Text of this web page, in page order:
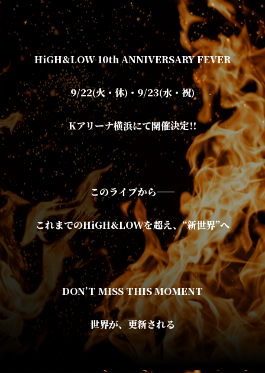
HiGH&LOW 10th ANNIVERSARY FEVER
9/22(火・休)・9/23(水・祝)
Kアリーナ横浜にて開催決定!!
このライブから——
これまでのHiGH&LOWを超え、“新世界”へ
DON’T MISS THIS MOMENT
世界が、更新される